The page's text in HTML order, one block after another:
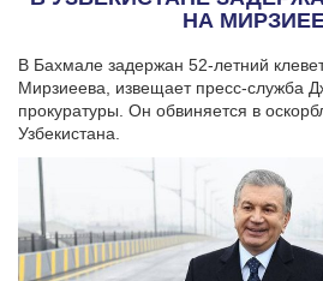
НА
В Бахмале задержан 52-летний
Мирзиеева, извещает пресс-служба
прокуратуры. Он обвиняется в
Узбекистана.